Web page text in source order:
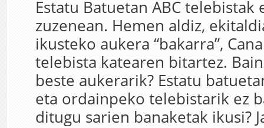
Estatu Batuetan ABC telebistak
zuzenean. Hemen aldiz,
ikusteko aukera “bakarra”,
telebista katearen bitartez.
beste aukerarik? Estatu
eta ordainpeko telebistarik ez
ditugu sarien banaketak ikusi?